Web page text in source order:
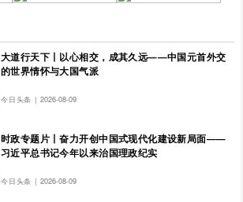
大道行天下丨以心相交，成其久远——中国元首外交
的世界情怀与大国气派
今日头条 | 2026-08-09
时政专题片丨奋力开创中国式现代化建设新局面——
习近平总书记今年以来治国理政纪实
今日头条 | 2026-08-09